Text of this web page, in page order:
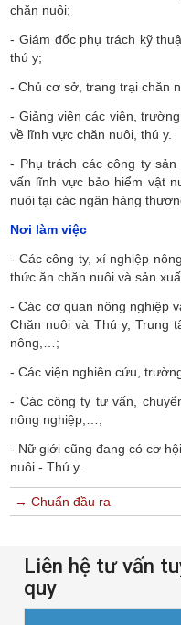
chăn nuôi;
- Giám đốc phụ trách kỹ
thú y;
- Chủ cơ sở, trang trại chăn
- Giảng viên các viện,
về lĩnh vực chăn nuôi, thú y.
- Phụ trách các công ty
vấn lĩnh vực bảo hiểm vật
nuôi tại các ngân hàng
Nơi làm việc
- Các công ty, xí nghiệp
thức ăn chăn nuôi và sản
- Các cơ quan nông nghiệp
Chăn nuôi và Thú y, Trung
nông,…;
- Các viện nghiên cứu,
- Các công ty tư vấn,
nông nghiệp,…;
- Nữ giới cũng đang có cơ
nuôi - Thú y.
→ Chuẩn đầu ra
Liên hệ tư vấn
quy